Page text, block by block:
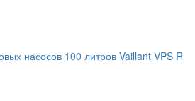
насосов 100 литров Vaillant VPS R